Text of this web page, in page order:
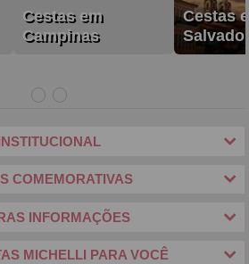
Cestas em
Campinas
Cestas
COMEMORATIVAS
INFORMAÇÕES
MICHELLI PARA VOCÊ